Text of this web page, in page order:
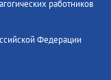
работников
Федерации